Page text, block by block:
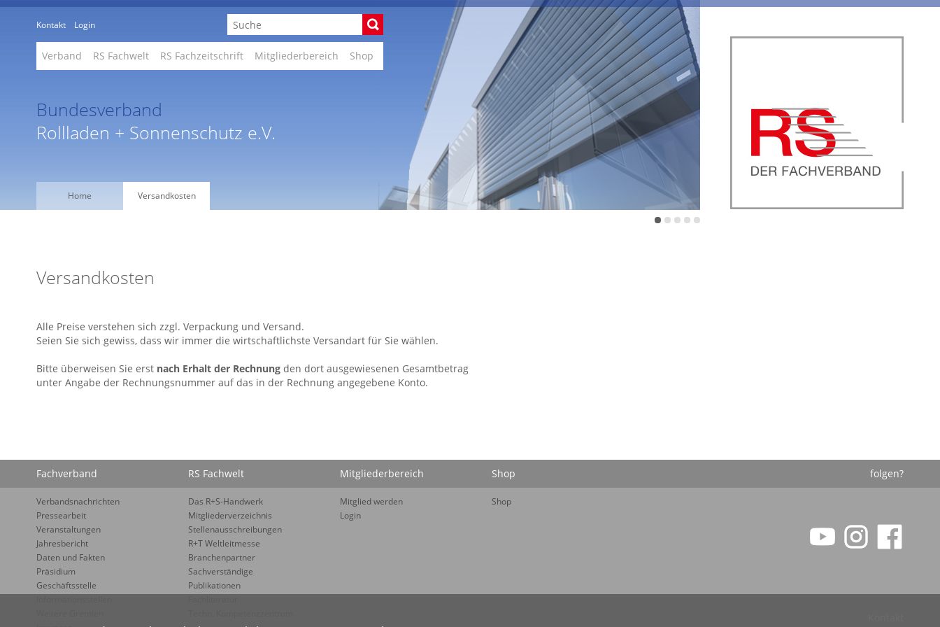
Kontakt Login
Verband RS Fachwelt RS Fachzeitschrift Mitgliederbereich Shop
Bundesverband
Rollladen + Sonnenschutz e.V.
Home Versandkosten
Versandkosten
Alle Preise verstehen sich zzgl. Verpackung und Versand.
Seien Sie sich gewiss, dass wir immer die wirtschaftlichste Versandart für Sie wählen.
Bitte überweisen Sie erst nach Erhalt der Rechnung den dort ausgewiesenen Gesamtbetrag
unter Angabe der Rechnungsnummer auf das in der Rechnung angegebene Konto.
Fachverband RS Fachwelt Mitgliederbereich Shop folgen?
Verbandsnachrichten
Pressearbeit
Veranstaltungen
Jahresbericht
Daten und Fakten
Präsidium
Geschäftsstelle
Das R+S-Handwerk
Mitgliederverzeichnis
Stellenausschreibungen
R+T Weltleitmesse
Branchenpartner
Sachverständige
Publikationen
Mitglied werden
Login
Shop